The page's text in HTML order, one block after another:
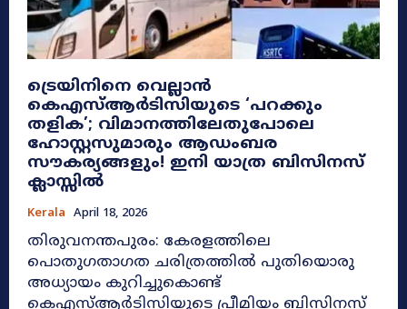
ട്രെയിനിനെ വെല്ലാൻ
കെഎസ്ആർടിസിയുടെ ‘പറക്കും
തളിക’; വിമാനത്തിലേതുപോലെ
ഹോസ്റ്റസുമാരും ആഡംബര
സൗകര്യങ്ങളും! ഇനി യാത്ര ബിസിനസ്
ക്ലാസ്സിൽ
Kerala April 18, 2026
തിരുവനന്തപുരം: കേരളത്തിലെ
പൊതുഗതാഗത ചരിത്രത്തിൽ പുതിയൊരു
അധ്യായം കുറിച്ചുകൊണ്ട്
കെഎസ്ആർടിസിയുടെ പ്രീമിയം ബിസിനസ്